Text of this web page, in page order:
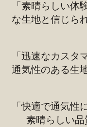
「素晴らしい体
な生地と信じら
「迅速なカスタ
通気性のある生
「快適で通気性
素晴らしい品